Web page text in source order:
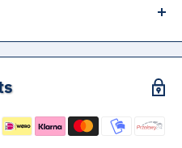
de 12VA maximum